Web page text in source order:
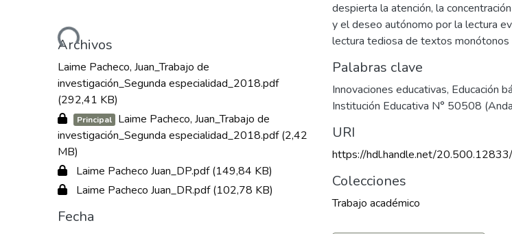
Cargando...
Archivos
Laime Pacheco, Juan_Trabajo de
investigación_Segunda especialidad_2018.pdf
(292,41 KB)
Principal Laime Pacheco, Juan_Trabajo de
investigación_Segunda especialidad_2018.pdf(2,42
MB)
Laime Pacheco Juan_DP.pdf(149,84 KB)
Laime Pacheco Juan_DR.pdf(102,78 KB)
Fecha
despierta la atención, la
y el deseo autónomo por la lectura
lectura tediosa de textos
Palabras clave
Innovaciones educativas, Educación
Institución Educativa N° 50508
URI
https://hdl.handle.net/
Colecciones
Trabajo académico